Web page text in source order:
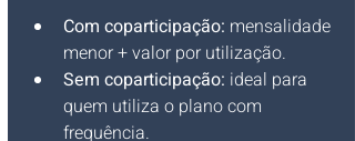
Com coparticipação: mensalidade
menor + valor por utilização.
Sem coparticipação: ideal para
quem utiliza o plano com
frequência.